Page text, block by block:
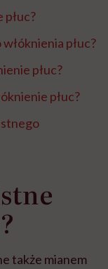
płuc?
płuc?
płuc?
płuc?
także mianem